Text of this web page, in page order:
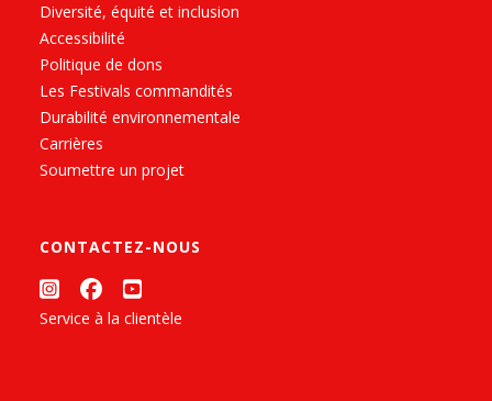
Diversité, équité et inclusion
Accessibilité
Politique de dons
Les Festivals commandités
Durabilité environnementale
Carrières
Soumettre un projet
CONTACTEZ-NOUS
Service à la clientèle